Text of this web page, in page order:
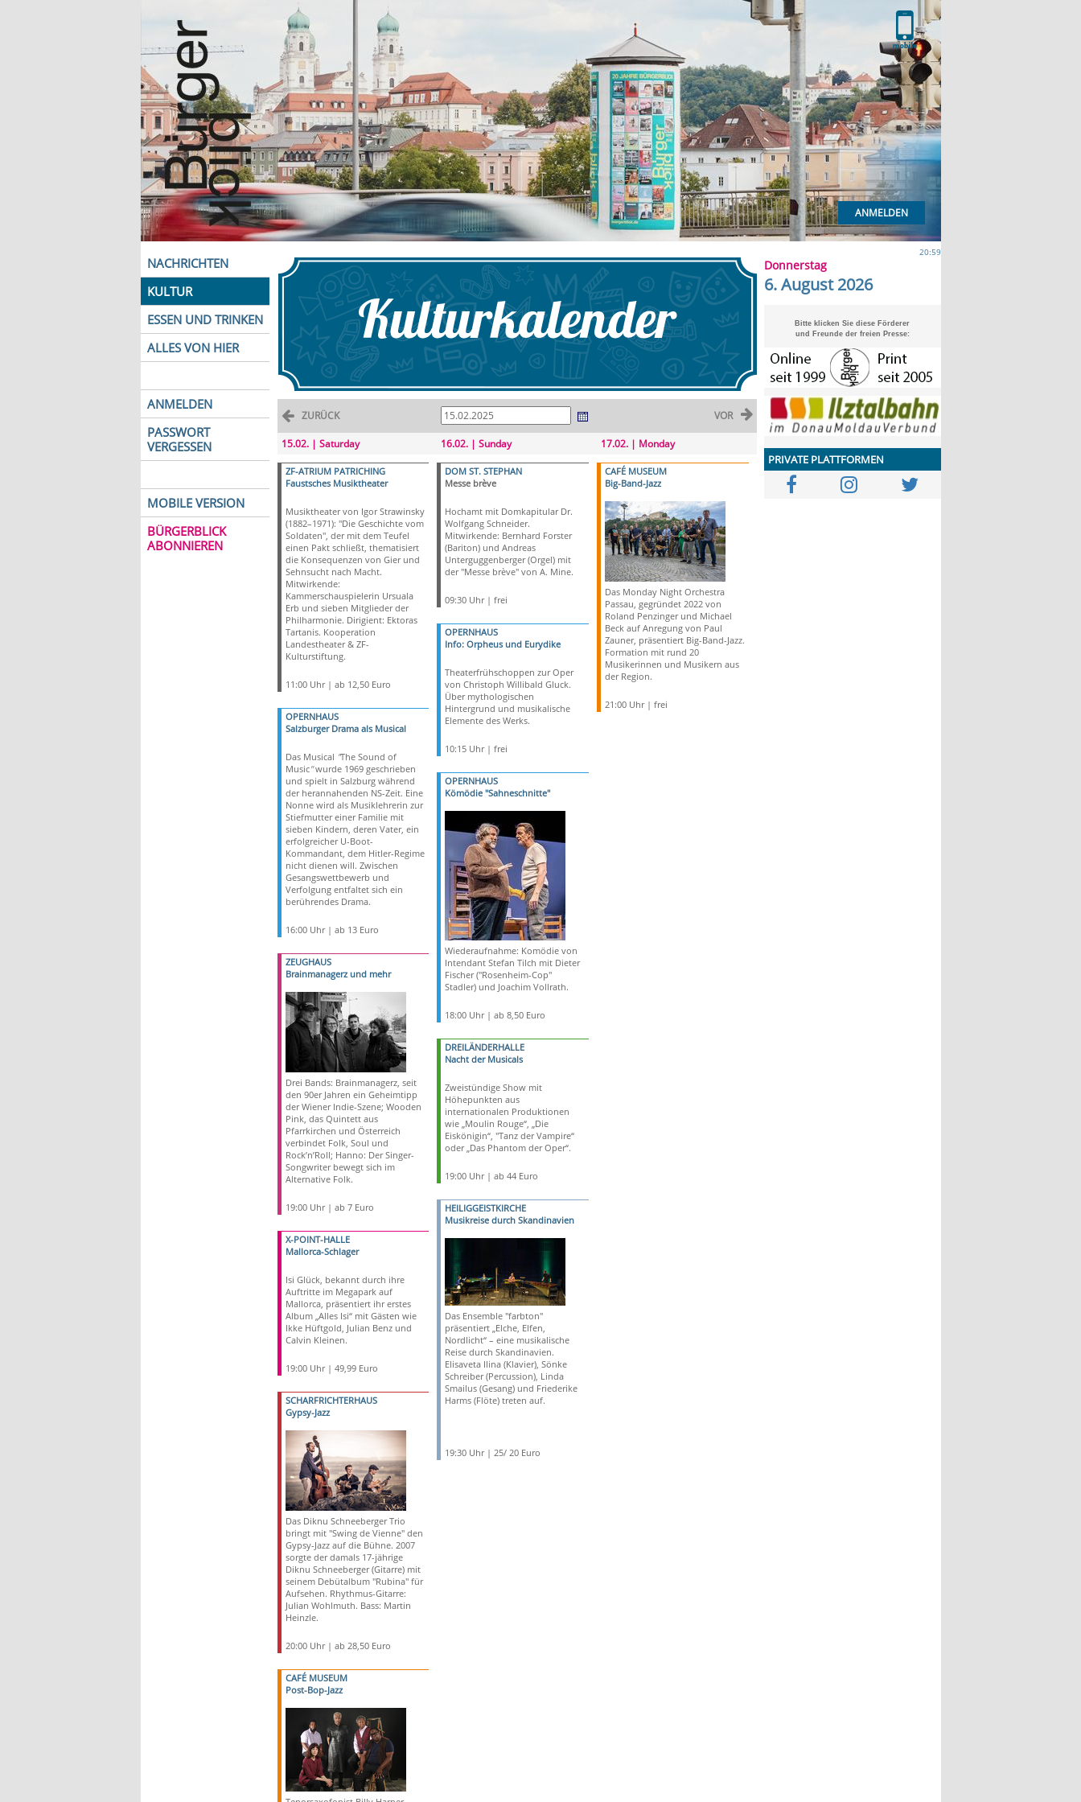
ANMELDEN
NACHRICHTEN
KULTUR
ESSEN UND TRINKEN
ALLES VON HIER
ANMELDEN
PASSWORT
VERGESSEN
MOBILE VERSION
BÜRGERBLICK
ABONNIEREN
ZURÜCK VOR
15.02. | Saturday
ZF-ATRIUM PATRICHING
Faustsches Musiktheater
Musiktheater von Igor Strawinsky
(1882–1971): "Die Geschichte vom
Soldaten", der mit dem Teufel
einen Pakt schließt, thematisiert
die Konsequenzen von Gier und
Sehnsucht nach Macht.
Mitwirkende:
Kammerschauspielerin Ursuala
Erb und sieben Mitglieder der
Philharmonie. Dirigient: Ektoras
Tartanis. Kooperation
Landestheater & ZF-
Kulturstiftung.
11:00 Uhr | ab 12,50 Euro
OPERNHAUS
Salzburger Drama als Musical
Das Musical "The Sound of
Music"wurde 1969 geschrieben
und spielt in Salzburg während
der herannahenden NS-Zeit. Eine
Nonne wird als Musiklehrerin zur
Stiefmutter einer Familie mit
sieben Kindern, deren Vater, ein
erfolgreicher U-Boot-
Kommandant, dem Hitler-Regime
nicht dienen will. Zwischen
Gesangswettbewerb und
Verfolgung entfaltet sich ein
berührendes Drama.
16:00 Uhr | ab 13 Euro
ZEUGHAUS
Brainmanagerz und mehr
Drei Bands: Brainmanagerz, seit
den 90er Jahren ein Geheimtipp
der Wiener Indie-Szene; Wooden
Pink, das Quintett aus
Pfarrkirchen und Österreich
verbindet Folk, Soul und
Rock’n’Roll; Hanno: Der Singer-
Songwriter bewegt sich im
Alternative Folk.
19:00 Uhr | ab 7 Euro
X-POINT-HALLE
Mallorca-Schlager
Isi Glück, bekannt durch ihre
Auftritte im Megapark auf
Mallorca, präsentiert ihr erstes
Album „Alles Isi“ mit Gästen wie
Ikke Hüftgold, Julian Benz und
Calvin Kleinen.
19:00 Uhr | 49,99 Euro
SCHARFRICHTERHAUS
Gypsy-Jazz
Das Diknu Schneeberger Trio
bringt mit "Swing de Vienne" den
Gypsy-Jazz auf die Bühne. 2007
sorgte der damals 17-jährige
Diknu Schneeberger (Gitarre) mit
seinem Debütalbum "Rubina" für
Aufsehen. Rhythmus-Gitarre:
Julian Wohlmuth. Bass: Martin
Heinzle.
20:00 Uhr | ab 28,50 Euro
CAFÉ MUSEUM
Post-Bop-Jazz
16.02. | Sunday
DOM ST. STEPHAN
Messe brève
Hochamt mit Domkapitular Dr.
Wolfgang Schneider.
Mitwirkende: Bernhard Forster
(Bariton) und Andreas
Unterguggenberger (Orgel) mit
der "Messe brève" von A. Mine.
09:30 Uhr | frei
OPERNHAUS
Info: Orpheus und Eurydike
Theaterfrühschoppen zur Oper
von Christoph Willibald Gluck.
Über mythologischen
Hintergrund und musikalische
Elemente des Werks.
10:15 Uhr | frei
OPERNHAUS
Kömödie "Sahneschnitte"
Wiederaufnahme: Komödie von
Intendant Stefan Tilch mit Dieter
Fischer ("Rosenheim-Cop"
Stadler) und Joachim Vollrath.
18:00 Uhr | ab 8,50 Euro
DREILÄNDERHALLE
Nacht der Musicals
Zweistündige Show mit
Höhepunkten aus
internationalen Produktionen
wie „Moulin Rouge“, „Die
Eiskönigin“, "Tanz der Vampire“
oder „Das Phantom der Oper“.
19:00 Uhr | ab 44 Euro
HEILIGGEISTKIRCHE
Musikreise durch Skandinavien
Das Ensemble "farbton"
präsentiert „Elche, Elfen,
Nordlicht“ – eine musikalische
Reise durch Skandinavien.
Elisaveta Ilina (Klavier), Sönke
Schreiber (Percussion), Linda
Smailus (Gesang) und Friederike
Harms (Flöte) treten auf.
19:30 Uhr | 25/ 20 Euro
17.02. | Monday
CAFÉ MUSEUM
Big-Band-Jazz
Das Monday Night Orchestra
Passau, gegründet 2022 von
Roland Penzinger und Michael
Beck auf Anregung von Paul
Zauner, präsentiert Big-Band-Jazz.
Formation mit rund 20
Musikerinnen und Musikern aus
der Region.
21:00 Uhr | frei
20:59
Donnerstag
6. August 2026
Bitte klicken Sie diese Förderer
und Freunde der freien Presse:
PRIVATE PLATTFORMEN